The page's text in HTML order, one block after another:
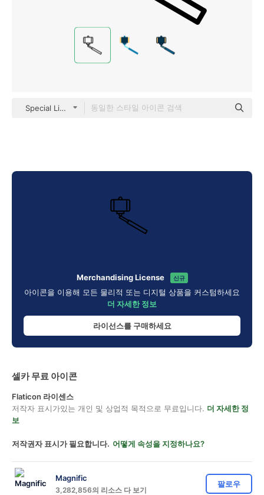
Special Lineal
Merchandising License 신규
아이콘을 이용해 모든 물리적 또는 디지털 상품을 커스텀하세요
더 자세한 정보
라이선스를 구매하세요
셀카 무료 아이콘
Flaticon 라이센스
저작자 표시가있는 개인 및 상업적 목적으로 무료입니다. 더 자세한 정
보
저작권자 표시가 필요합니다. 어떻게 속성을 지정하나요?
Magnific
3,282,856의 리소스 다 보기
팔로우